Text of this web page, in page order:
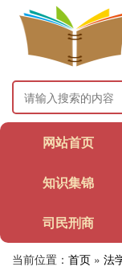
网站首页
知识集锦
司民刑商
当前位置： 首页 » 法